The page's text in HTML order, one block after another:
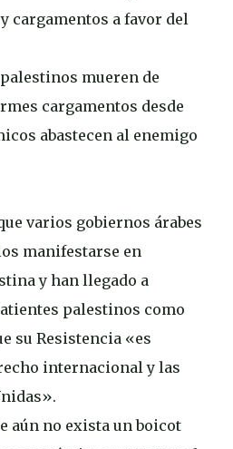
cargamentos a favor del
mueren de
cargamentos desde
abastecen al enemigo
varios gobiernos árabes
manifestarse en
y han llegado a
palestinos como
su Resistencia «es
internacional y las
aún no exista un boicot